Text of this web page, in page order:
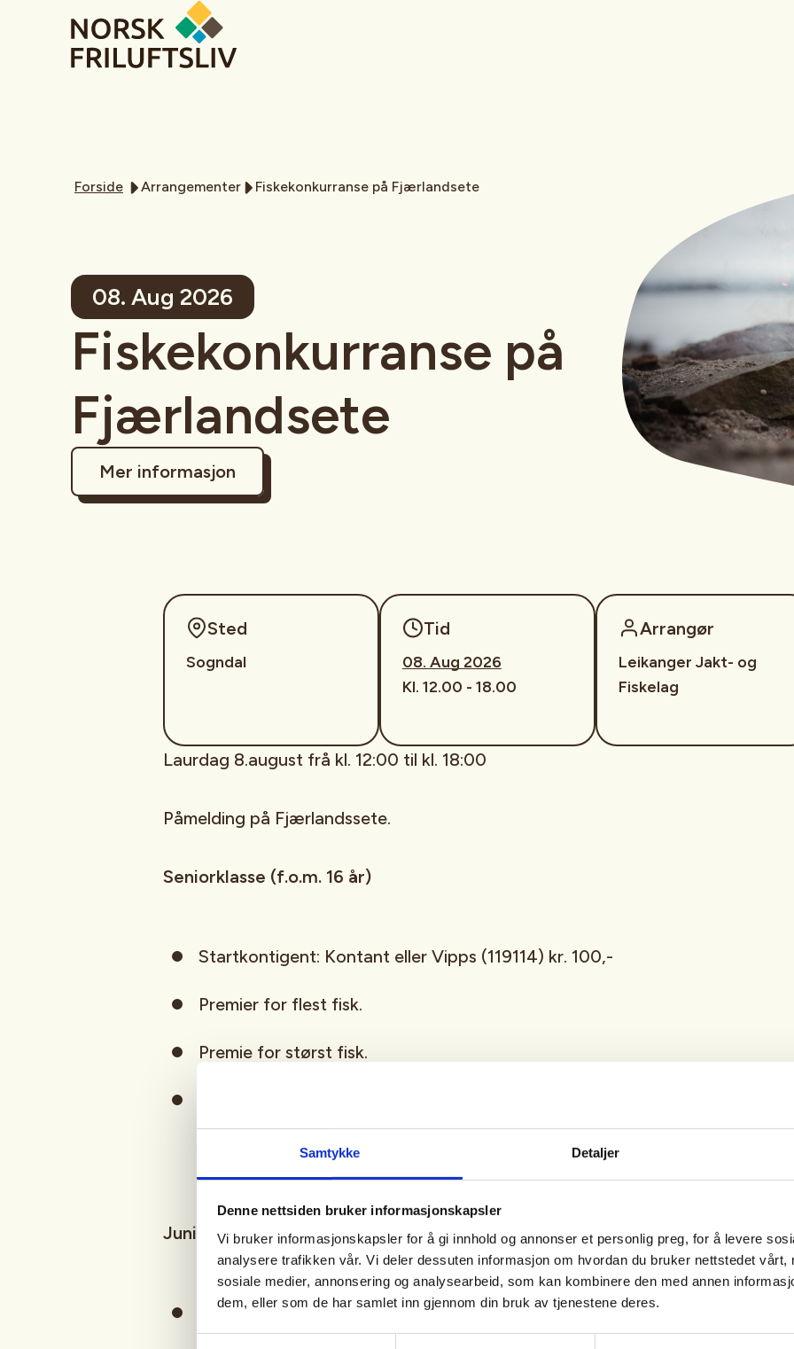
Samtykke Detaljer
Denne nettsiden bruker informasjonskapsler
Vi bruker informasjonskapsler for å gi innhold og annonser et personlig preg, for å levere
analysere trafikken vår. Vi deler dessuten informasjon om hvordan du bruker nettstedet vårt,
sosiale medier, annonsering og analysearbeid, som kan kombinere den med annen
dem, eller som de har samlet inn gjennom din bruk av tjenestene deres.
Forside Arrangementer Fiskekonkurranse på Fjærlandsete
08. Aug 2026
Fiskekonkurranse på
Fjærlandsete
Mer informasjon
Sted
Sogndal
Tid
08. Aug 2026
Kl. 12.00 - 18.00
Arrangør
Leikanger Jakt- og
Fiskelag
Laurdag 8.august frå kl. 12:00 til kl. 18:00
Påmelding på Fjærlandssete.
Seniorklasse (f.o.m. 16 år)
Startkontigent: Kontant eller Vipps (119114) kr. 100,-
Premier for flest fisk.
Premie for størst fisk.
årskort 350,-kr og døgnkort 100,-kr)
Juniorklassefor alle u/16år
Startkontigent: Gratis.